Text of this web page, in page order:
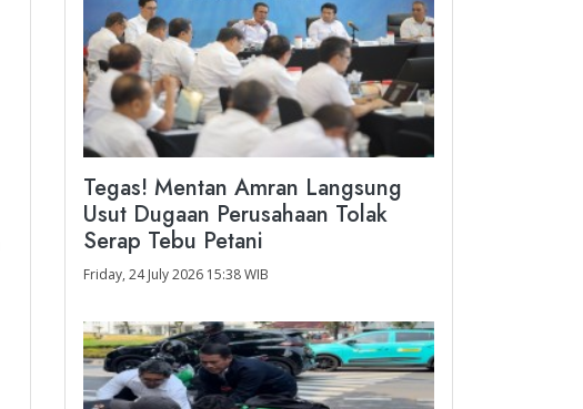
Tegas! Mentan Amran Langsung
Usut Dugaan Perusahaan Tolak
Serap Tebu Petani
Friday, 24 July 2026 15:38 WIB